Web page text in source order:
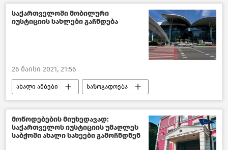
საქართველოში მობილური
იუსტიციის სახლები გაჩნდება
26 მაისი 2021, 21:56
ახალი ამბები საზოგადოება
საქართველო
მოწოდებების მიუხედავად:
საქართველოს იუსტიციის უმაღლეს
საბჭოში ახალი სახეები გამოჩნდნენ